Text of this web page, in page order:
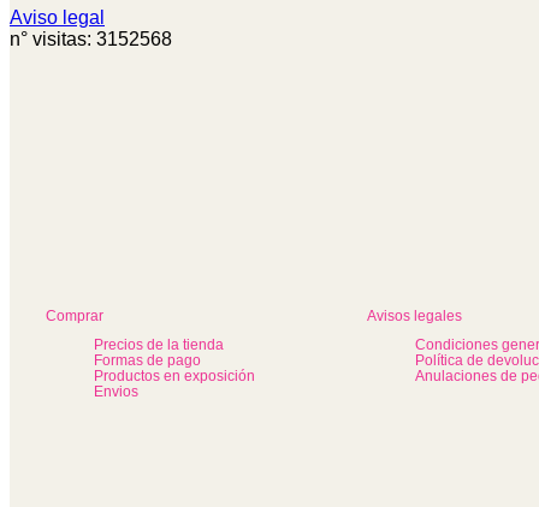
Aviso legal
n° visitas: 3152568
Comprar
Precios de la tienda
Formas de pago
Productos en exposición
Envios
Avisos legales
Condiciones
Política de
Anulaciones de